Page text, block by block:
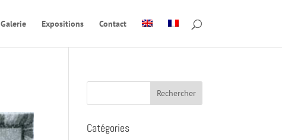
Galerie Expositions Contact
Catégories